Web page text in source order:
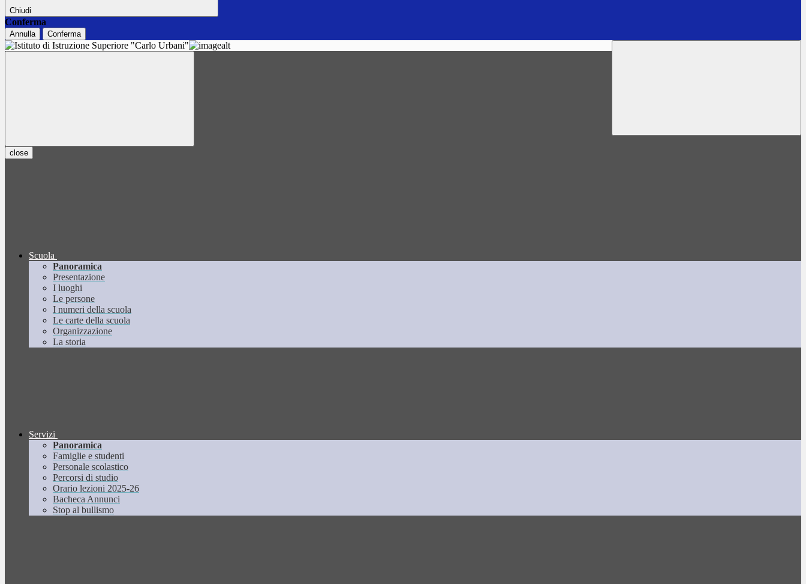
Chiudi
Conferma
Annulla Conferma
close
Scuola
Panoramica
Presentazione
I luoghi
Le persone
I numeri della scuola
Le carte della scuola
Organizzazione
La storia
Servizi
Panoramica
Famiglie e studenti
Personale scolastico
Percorsi di studio
Orario lezioni 2025-26
Bacheca Annunci
Stop al bullismo